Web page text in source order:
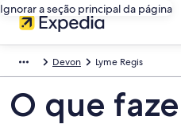
Ignorar a seção principal da página
Devon Lyme Regis
O que